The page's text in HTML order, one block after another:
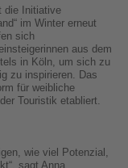
die Initiative
im Winter erneut
sich
aus dem
in Köln, um sich zu
zu inspirieren. Das
für weibliche
Touristik etabliert.
wie viel Potenzial,
sagt Anna